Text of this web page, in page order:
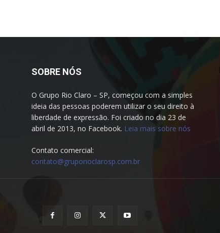
SOBRE NÓS
O Grupo Rio Claro – SP, começou com a simples
ideia das pessoas poderem utilizar o seu direito à
liberdade de expressão. Foi criado no dia 23 de
abril de 2013, no Facebook. Leia mais sobre nós
Contato comercial:
contato@gruporioclarosp.com.br